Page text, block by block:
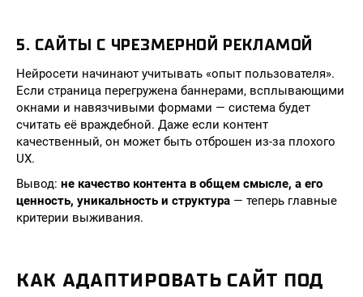
5. САЙТЫ С ЧРЕЗМЕРНОЙ РЕКЛАМОЙ
Нейросети начинают учитывать «опыт пользователя».
Если страница перегружена баннерами, всплывающими
окнами и навязчивыми формами — система будет
считать её враждебной. Даже если контент
качественный, он может быть отброшен из-за плохого
UX.
Вывод: не качество контента в общем смысле, а его
ценность, уникальность и структура — теперь главные
критерии выживания.
КАК АДАПТИРОВАТЬ САЙТ ПОД